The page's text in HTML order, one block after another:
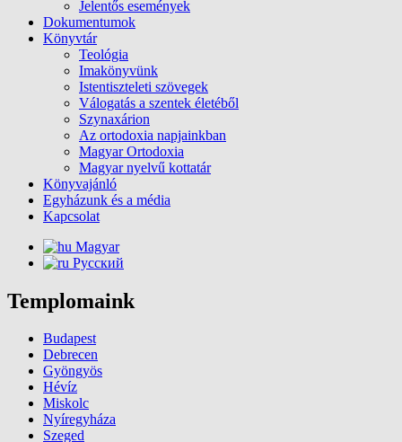
Jelentős események
Dokumentumok
Könyvtár
Teológia
Imakönyvünk
Istentiszteleti szövegek
Válogatás a szentek életéből
Szynaxárion
Az ortodoxia napjainkban
Magyar Ortodoxia
Magyar nyelvű kottatár
Könyvajánló
Egyházunk és a média
Kapcsolat
Magyar
Русский
Templomaink
Budapest
Debrecen
Gyöngyös
Hévíz
Miskolc
Nyíregyháza
Szeged